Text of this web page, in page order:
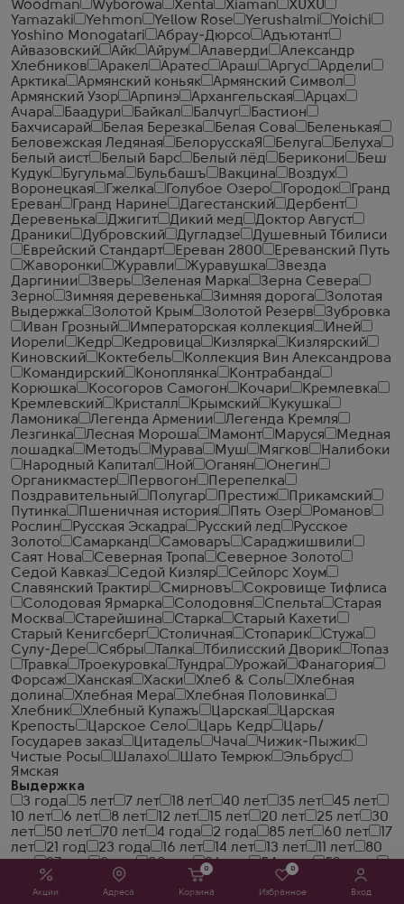
Акции Адреса
0
Корзина
0
Избранное Вход
Woodman
Wyborowa Xenta Xiaman
XUXU
Yamazaki
Yehmon Yellow Rose Yerushalmi
Yoichi
Yoshino Monogatari
Абрау-Дюрсо
Адъютант
Айвазовский
Айк Айрум Алаверди
Александр
Хлебников
Аракел Аратес Араш Аргус
Ардели
Арктика
Армянский коньяк
Армянский Символ
Армянский Узор
Арпинэ Архангельская
Арцах
Ачара
Баадури Байкал Балчуг
Бастион
Бахчисарай
Белая Березка Белая Сова
Беленькая
Беловежская Ледяная
БелорусскаЯ Белуга
Белуха
Белый аист
Белый Барс Белый лёд Берикони
Беш
Кудук
Бугульма Бульбашъ Вакцина
Воздух
Воронецкая
Гжелка Голубое Озеро Городок
Гранд
Ереван
Гранд Нарине Дагестанский
Дербент
Деревенька
Джигит Дикий мед
Доктор Август
Драники
Дубровский Дугладзе
Душевный Тбилиси
Еврейский Стандарт
Ереван 2800
Ереванский Путь
Жаворонки
Журавли Журавушка
Звезда
Даргинии
Зверь Зеленая Марка
Зерна Севера
Зерно
Зимняя деревенька Зимняя дорога
Золотая
Выдержка
Золотой Крым Золотой Резерв
Зубровка
Иван Грозный
Императорская коллекция
Иней
Иорели
Кедр Кедровица Кизлярка
Кизлярский
Киновский
Коктебель
Коллекция Вин Александрова
Командирский
Коноплянка
Контрабанда
Корюшка
Косогоров Самогон Кочари
Кремлевка
Кремлевский
Кристалл Крымский
Кукушка
Ламоника
Легенда Армении
Легенда Кремля
Лезгинка
Лесная Мороша Мамонт Маруся
Медная
лошадка
Методъ Мурава Муш Мягков
Налибоки
Народный Капитал
Ной Оганян
Онегин
Органикмастер
Первогон
Перепелка
Поздравительный
Полугар Престиж
Прикамский
Путинка
Пшеничная история Пять Озер
Романов
Рослин
Русская Эскадра Русский лед
Русское
Золото
Самарканд Самоваръ
Сараджишвили
Саят Нова
Северная Тропа
Северное Золото
Седой Кавказ
Седой Кизляр
Сейлорс Хоум
Славянский Трактир
Смирновъ
Сокровище Тифлиса
Солодовая Ярмарка
Солодовня Спельта
Старая
Москва
Старейшина Старка
Старый Кахети
Старый Кенигсберг
Столичная Стопарик
Стужа
Сулу-Дере
Сябры Талка Тбилисский Дворик
Топаз
Травка
Троекуровка Тундра Урожай
Фанагория
Форсаж
Ханская Хаски Хлеб & Соль
Хлебная
долина
Хлебная Мера
Хлебная Половинка
Хлебник
Хлебный Купажъ Царская
Царская
Крепость
Царское Село Царь Кедр
Царь/
Государев заказ
Цитадель Чача
Чижик-Пыжик
Чистые Росы
Шалахо Шато Темрюк
Эльбрус
Ямская
Выдержка
3 года
5 лет 7 лет 18 лет 40 лет 35 лет
45 лет
10 лет
6 лет 8 лет 12 лет 15 лет 20 лет 25 лет
30
лет
50 лет 70 лет 4 года 2 года 85 лет 60 лет
17
лет
21 год 23 года 16 лет 14 лет 13 лет 11 лет
80
лет
27 лет 9 лет 90 лет 36 лет 54 года
53 года
28 лет
24 года 19 лет 51 год 47 лет
32
года
38 лет 46 лет 43 года 37 лет 44 года
33